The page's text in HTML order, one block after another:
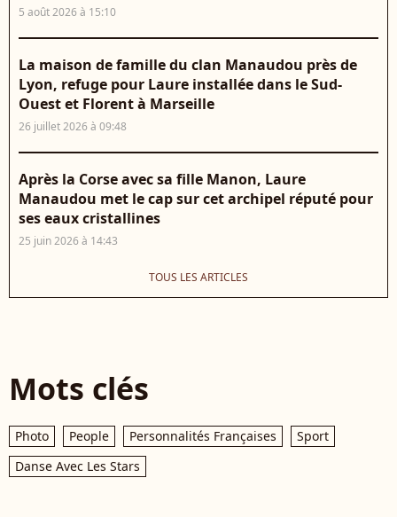
5 août 2026 à 15:10
La maison de famille du clan Manaudou près de
Lyon, refuge pour Laure installée dans le Sud-
Ouest et Florent à Marseille
26 juillet 2026 à 09:48
Après la Corse avec sa fille Manon, Laure
Manaudou met le cap sur cet archipel réputé pour
ses eaux cristallines
25 juin 2026 à 14:43
TOUS LES ARTICLES
Mots clés
Photo People Personnalités Françaises
Sport
Danse Avec Les Stars